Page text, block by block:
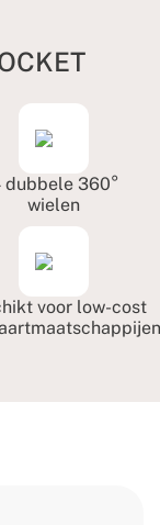
dubbele 360°
wielen
voor low-cost